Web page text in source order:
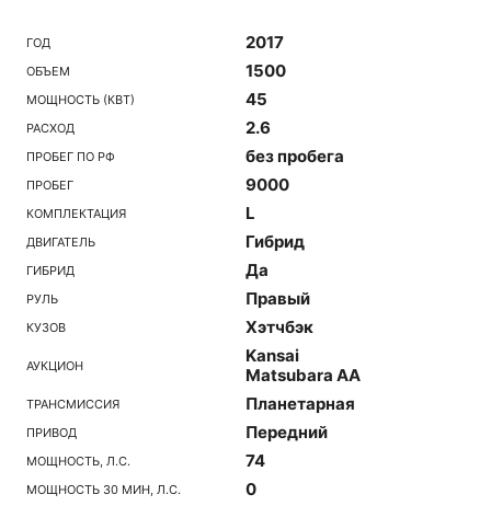
ГОД 2017
ОБЪЕМ 1500
МОЩНОСТЬ (КВТ) 45
РАСХОД 2.6
ПРОБЕГ ПО РФ без пробега
ПРОБЕГ 9000
КОМПЛЕКТАЦИЯ L
ДВИГАТЕЛЬ Гибрид
ГИБРИД Да
РУЛЬ Правый
КУЗОВ Хэтчбэк
АУКЦИОН
Kansai
Matsubara AA
ТРАНСМИССИЯ Планетарная
ПРИВОД Передний
МОЩНОСТЬ, Л.С. 74
МОЩНОСТЬ 30 МИН, Л.С. 0